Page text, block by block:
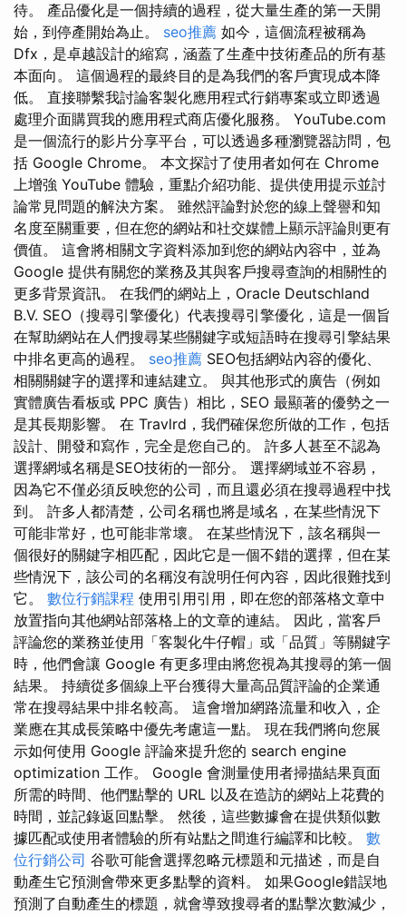
待。 產品優化是一個持續的過程，從大量生產的第一天開
始，到停產開始為止。 seo推薦 如今，這個流程被稱為
Dfx，是卓越設計的縮寫，涵蓋了生產中技術產品的所有基
本面向。 這個過程的最終目的是為我們的客戶實現成本降
低。 直接聯繫我討論客製化應用程式行銷專案或立即透過
處理介面購買我的應用程式商店優化服務。 YouTube.com
是一個流行的影片分享平台，可以透過多種瀏覽器訪問，包
括 Google Chrome。 本文探討了使用者如何在 Chrome
上增強 YouTube 體驗，重點介紹功能、提供使用提示並討
論常見問題的解決方案。 雖然評論對於您的線上聲譽和知
名度至關重要，但在您的網站和社交媒體上顯示評論則更有
價值。 這會將相關文字資料添加到您的網站內容中，並為
Google 提供有關您的業務及其與客戶搜尋查詢的相關性的
更多背景資訊。 在我們的網站上，Oracle Deutschland
B.V. SEO（搜尋引擎優化）代表搜尋引擎優化，這是一個旨
在幫助網站在人們搜尋某些關鍵字或短語時在搜尋引擎結果
中排名更高的過程。 seo推薦 SEO包括網站內容的優化、
相關關鍵字的選擇和連結建立。 與其他形式的廣告（例如
實體廣告看板或 PPC 廣告）相比，SEO 最顯著的優勢之一
是其長期影響。 在 Travlrd，我們確保您所做的工作，包括
設計、開發和寫作，完全是您自己的。 許多人甚至不認為
選擇網域名稱是SEO技術的一部分。 選擇網域並不容易，
因為它不僅必須反映您的公司，而且還必須在搜尋過程中找
到。 許多人都清楚，公司名稱也將是域名，在某些情況下
可能非常好，也可能非常壞。 在某些情況下，該名稱與一
個很好的關鍵字相匹配，因此它是一個不錯的選擇，但在某
些情況下，該公司的名稱沒有說明任何內容，因此很難找到
它。 數位行銷課程 使用引用引用，即在您的部落格文章中
放置指向其他網站部落格上的文章的連結。 因此，當客戶
評論您的業務並使用「客製化牛仔帽」或「品質」等關鍵字
時，他們會讓 Google 有更多理由將您視為其搜尋的第一個
結果。 持續從多個線上平台獲得大量高品質評論的企業通
常在搜尋結果中排名較高。 這會增加網路流量和收入，企
業應在其成長策略中優先考慮這一點。 現在我們將向您展
示如何使用 Google 評論來提升您的 search engine
optimization 工作。 Google 會測量使用者掃描結果頁面
所需的時間、他們點擊的 URL 以及在造訪的網站上花費的
時間，並記錄返回點擊。 然後，這些數據會在提供類似數
據匹配或使用者體驗的所有站點之間進行編譯和比較。 數
位行銷公司 谷歌可能會選擇忽略元標題和元描述，而是自
動產生它預測會帶來更多點擊的資料。 如果Google錯誤地
預測了自動產生的標題，就會導致搜尋者的點擊次數減少，